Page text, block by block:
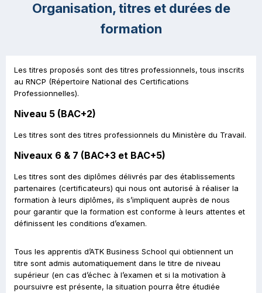
Organisation, titres et durées de
formation
Les titres proposés sont des titres professionnels, tous inscrits
au RNCP (Répertoire National des Certifications
Professionnelles).
Niveau 5 (BAC+2)
Les titres sont des titres professionnels du Ministère du Travail.
Niveaux 6 & 7 (BAC+3 et BAC+5)
Les titres sont des diplômes délivrés par des établissements
partenaires (certificateurs) qui nous ont autorisé à réaliser la
formation à leurs diplômes, ils s’impliquent auprès de nous
pour garantir que la formation est conforme à leurs attentes et
définissent les conditions d’examen.
Tous les apprentis d’ATK Business School qui obtiennent un
titre sont admis automatiquement dans le titre de niveau
supérieur (en cas d’échec à l’examen et si la motivation à
poursuivre est présente, la situation pourra être étudiée